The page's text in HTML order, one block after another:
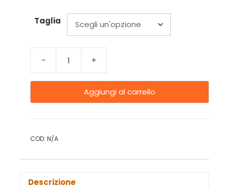
Taglia
- +
Aggiungi al carrello
COD: N/A
Descrizione